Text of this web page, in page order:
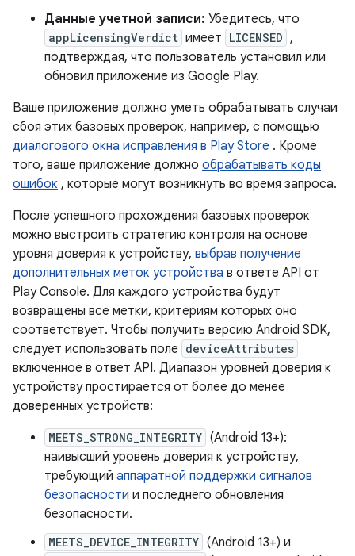
Данные учетной записи: Убедитесь, что
appLicensingVerdict имеет LICENSED ,
подтверждая, что пользователь установил или
обновил приложение из Google Play.
Ваше приложение должно уметь обрабатывать случаи
сбоя этих базовых проверок, например, с помощью
диалогового окна исправления в Play Store . Кроме
того, ваше приложение должно обрабатывать коды
ошибок , которые могут возникнуть во время запроса.
После успешного прохождения базовых проверок
можно выстроить стратегию контроля на основе
уровня доверия к устройству, выбрав получение
дополнительных меток устройства в ответе API от
Play Console. Для каждого устройства будут
возвращены все метки, критериям которых оно
соответствует. Чтобы получить версию Android SDK,
следует использовать поле deviceAttributes
включенное в ответ API. Диапазон уровней доверия к
устройству простирается от более до менее
доверенных устройств:
MEETS_STRONG_INTEGRITY (Android 13+):
наивысший уровень доверия к устройству,
требующий аппаратной поддержки сигналов
безопасности и последнего обновления
безопасности.
MEETS_DEVICE_INTEGRITY (Android 13+) и